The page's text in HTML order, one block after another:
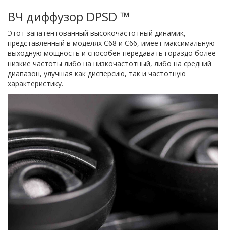
ВЧ диффузор DPSD ™
Этот запатентованный высокочастотный динамик,
представленный в моделях C68 и C66, имеет максимальную
выходную мощность и способен передавать гораздо более
низкие частоты либо на низкочастотный, либо на средний
диапазон, улучшая как дисперсию, так и частотную
характеристику.